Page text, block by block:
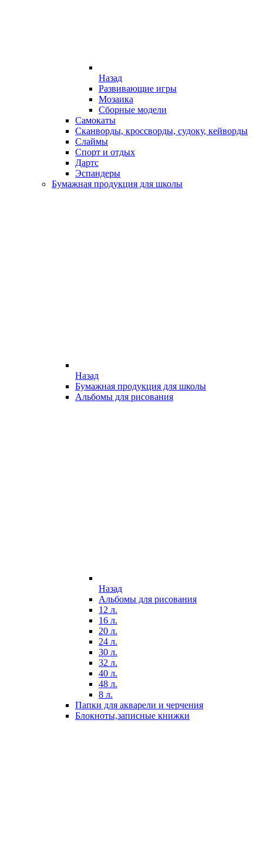
Назад
Развивающие игры
Мозаика
Сборные модели
Самокаты
Сканворды, кроссворды, судоку, кейворды
Слаймы
Спорт и отдых
Дартс
Эспандеры
Бумажная продукция для школы
Назад
Бумажная продукция для школы
Альбомы для рисования
Назад
Альбомы для рисования
12 л.
16 л.
20 л.
24 л.
30 л.
32 л.
40 л.
48 л.
8 л.
Папки для акварели и черчения
Блокноты,записные книжки